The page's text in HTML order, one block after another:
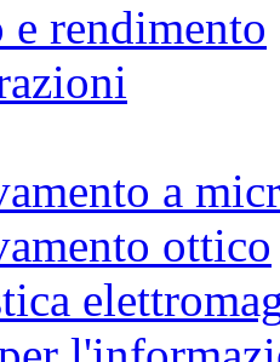
rendimento
a
ottico